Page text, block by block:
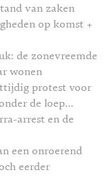
van zaken
op komst +
de zonevreemde
wonen
protest voor
de loep…
arrest en de
een onroerend
eerder